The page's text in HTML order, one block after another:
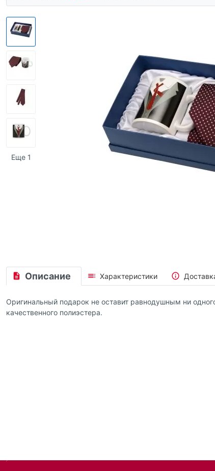
Еще 1
Описание Характеристики
Оригинальный подарок не оставит равнодушным ни
качественного полиэстера.